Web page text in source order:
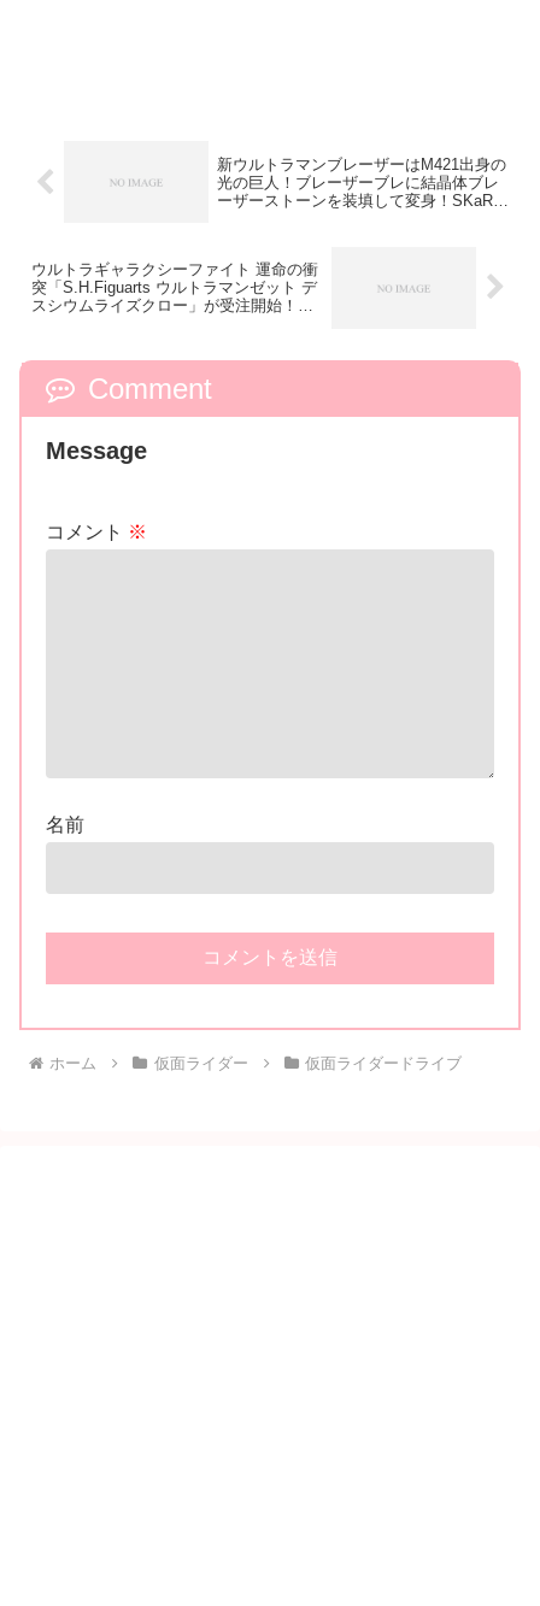
新ウルトラマンブレーザーはM421出身の
光の巨人！ブレーザーブレに結晶体ブレ
ーザーストーンを装填して変身！SKaRD
ウルトラギャラクシーファイト 運命の衝
突「S.H.Figuarts ウルトラマンゼット デ
スシウムライズクロー」が受注開始！ゼ
Comment
Message
コメント ※
名前
ホーム 仮面ライダー 仮面ライダードライブ